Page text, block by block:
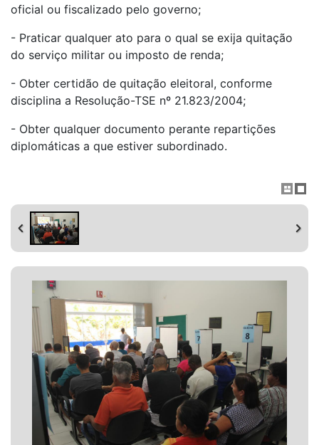
oficial ou fiscalizado pelo governo;
- Praticar qualquer ato para o qual se exija quitação
do serviço militar ou imposto de renda;
- Obter certidão de quitação eleitoral, conforme
disciplina a Resolução-TSE nº 21.823/2004;
- Obter qualquer documento perante repartições
diplomáticas a que estiver subordinado.